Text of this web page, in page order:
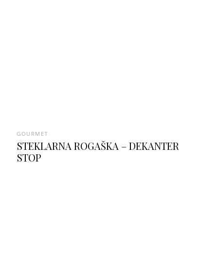
GOURMET
STEKLARNA ROGAŠKA – DEKANTER
STOP